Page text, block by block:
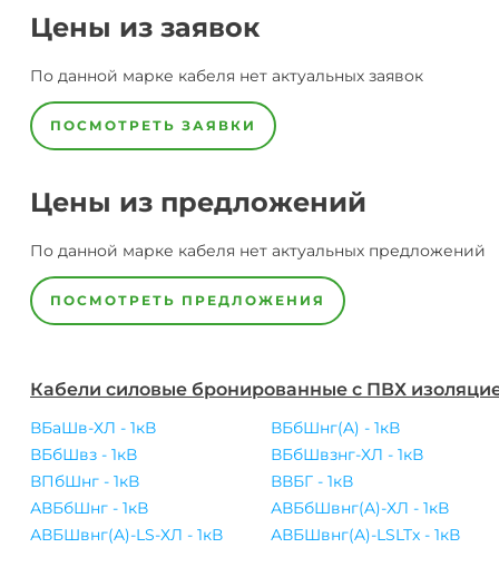
Цены из заявок
По данной марке кабеля нет актуальных заявок
ПОСМОТРЕТЬ ЗАЯВКИ
Цены из предложений
По данной марке кабеля нет актуальных предложений
ПОСМОТРЕТЬ ПРЕДЛОЖЕНИЯ
Кабели силовые бронированные с ПВХ
ВБаШв-ХЛ - 1кВ
ВБбШнг(A) - 1кВ
ВБбШвз - 1кВ
ВБбШвзнг-ХЛ - 1кВ
ВПбШнг - 1кВ
ВВБГ - 1кВ
АВБбШнг - 1кВ
АВБбШвнг(A)-ХЛ - 1кВ
АВБШвнг(A)-LS-ХЛ - 1кВ
АВБШвнг(A)-LSLTx - 1кВ